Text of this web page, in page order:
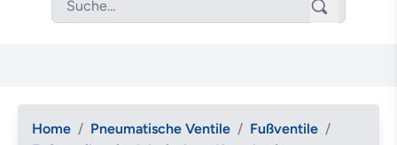
Home / Pneumatische Ventile / Fußventile /